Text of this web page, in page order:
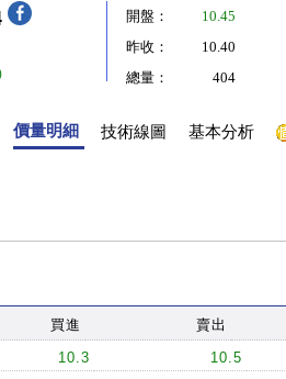
開盤： 10.45
昨收：
10.40
總量：
404
價量明細 技術線圖 基本分析
買進 賣出
10.3 10.5